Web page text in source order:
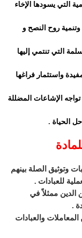
التي يسودها الإخاء
روح النصح و
التي تنتمي إليها
واستثمار فراغها
الإشاعات المضللة
الحياة .
وتوثيق الصلة بينهم
للعبادات .
الدين ممثلاً في
.
والعبادات